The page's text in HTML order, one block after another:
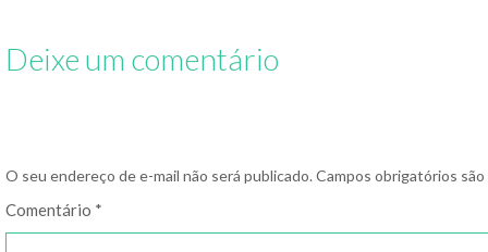
Deixe um comentário
O seu endereço de e-mail não será publicado. Campos obrigatórios
Comentário *